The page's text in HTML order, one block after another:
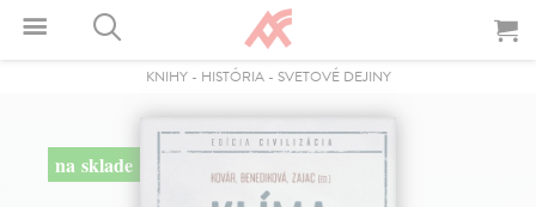
KNIHY- HISTÓRIA- SVETOVÉ DEJINY
na sklade